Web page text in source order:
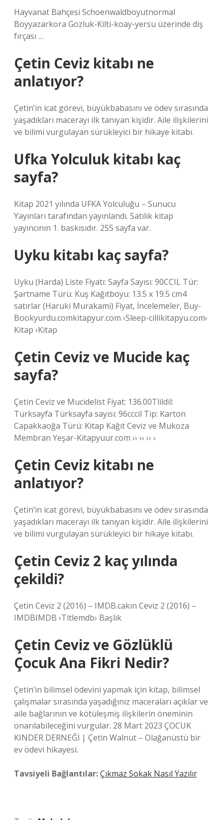
Hayvanat Bahçesi Schoenwaldboyutnormal
Boyyazarkora Gozluk-Kilti-koay-yersu üzerinde diş
fırçası …
Çetin Ceviz kitabı ne
anlatıyor?
Çetin’in icat görevi, büyükbabasını ve ödev sırasında
yaşadıkları macerayı ilk tanıyan kişidir. Aile ilişkilerini
ve bilimi vurgulayan sürükleyici bir hikaye kitabı.
Ufka Yolculuk kitabı kaç
sayfa?
Kitap 2021 yılında UFKA Yolculuğu – Sunucu
Yayınları tarafından yayınlandı. Satılık kitap
yayıncının 1. baskısıdır. 255 sayfa var.
Uyku kitabı kaç sayfa?
Uyku (Harda) Liste Fiyatı: Sayfa Sayısı: 90CCIL Tür:
Şartname Türü: Kuş Kağıtboyu: 13.5 x 19.5 cm4
satırlar (Haruki Murakami) Fiyat, İncelemeler, Buy-
Bookyurdu.comkitapyur.com ›Sleep-cillikitapyu.com›
Kitap ›Kitap
Çetin Ceviz ve Mucide kaç
sayfa?
Çetin Ceviz ve Mucidelist Fiyat: 136.00Tlildil:
Türksayfa Türksayfa sayısı: 96cccil Tip: Karton
Capakkaoğa Türü: Kitap Kağıt Ceviz ve Mukoza
Membran Yeşar-Kitapyuur.com ›› ›› ›› ›
Çetin Ceviz kitabı ne
anlatıyor?
Çetin’in icat görevi, büyükbabasını ve ödev sırasında
yaşadıkları macerayı ilk tanıyan kişidir. Aile ilişkilerini
ve bilimi vurgulayan sürükleyici bir hikaye kitabı.
Çetin Ceviz 2 kaç yılında
çekildi?
Çetin Ceviz 2 (2016) – IMDB.cakın Ceviz 2 (2016) –
IMDBIMDB ›Titlemdb› Başlık
Çetin Ceviz ve Gözlüklü
Çocuk Ana Fikri Nedir?
Çetin’in bilimsel ödevini yapmak için kitap, bilimsel
çalışmalar sırasında yaşadığınız maceraları açıklar ve
aile bağlarının ve kötüleşmiş ilişkilerin öneminin
onarılabileceğini vurgular. 28 Mart 2023 ÇOCUK
KINDER DERNEĞİ | Çetin Walnut – Olağanüstü bir
ev ödevi hikayesi.
Tavsiyeli Bağlantılar:Çıkmaz Sokak Nasıl Yazılır